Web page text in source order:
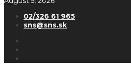
02/326 61 965
sns@sns.sk